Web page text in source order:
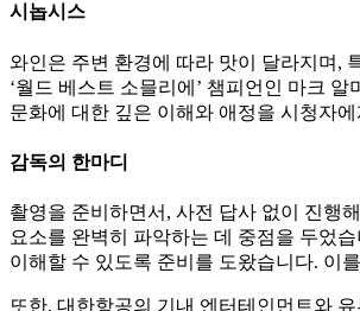
시놉시스
와인은 주변 환경에 따라 맛이 달라지며,
‘월드 베스트 소믈리에’ 챔피언인 마크
문화에 대한 깊은 이해와 애정을 시청자
감독의 한마디
촬영을 준비하면서, 사전 답사 없이 진행
요소를 완벽히 파악하는 데 중점을 두었
이해할 수 있도록 준비를 도왔습니다. 이
또한, 대한항공의 기내 엔터테인먼트와